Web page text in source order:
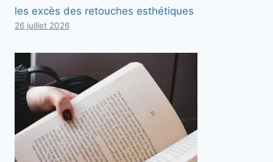
les excès des retouches esthétiques
26 juillet 2026